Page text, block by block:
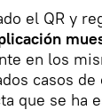
el QR y
en los
casos
que se ha